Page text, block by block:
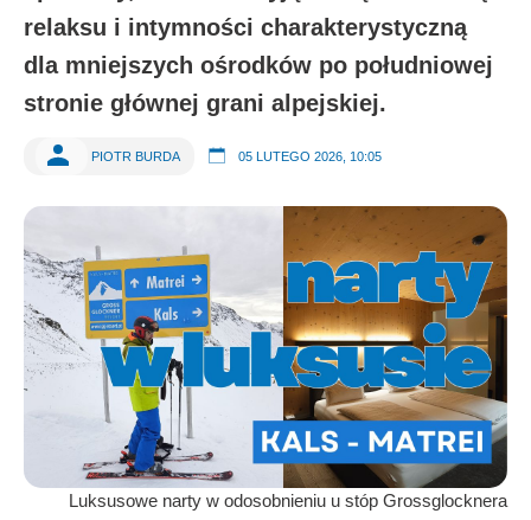
relaksu i intymności charakterystyczną
dla mniejszych ośrodków po południowej
stronie głównej grani alpejskiej.
PIOTR BURDA 05 LUTEGO 2026, 10:05
Luksusowe narty w odosobnieniu u stóp Grossglocknera